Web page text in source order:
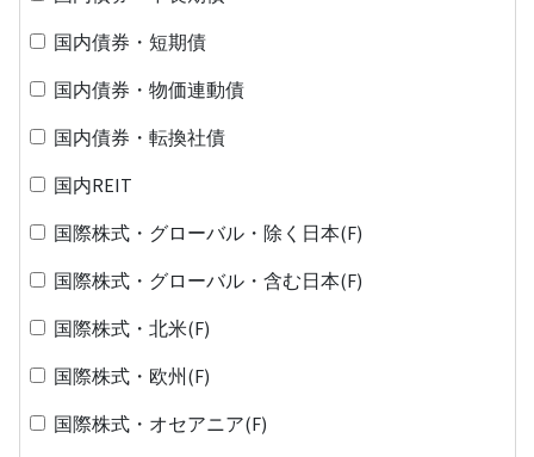
国内債券・短期債
国内債券・物価連動債
国内債券・転換社債
国内REIT
国際株式・グローバル・除く日本(F)
国際株式・グローバル・含む日本(F)
国際株式・北米(F)
国際株式・欧州(F)
国際株式・オセアニア(F)